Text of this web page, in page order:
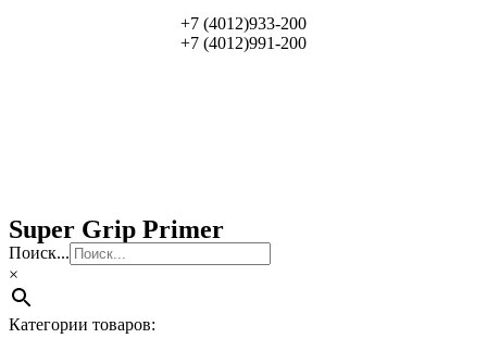
+7 (4012)933-200
+7 (4012)991-200
Super Grip Primer
Поиск...
×
Категории товаров: